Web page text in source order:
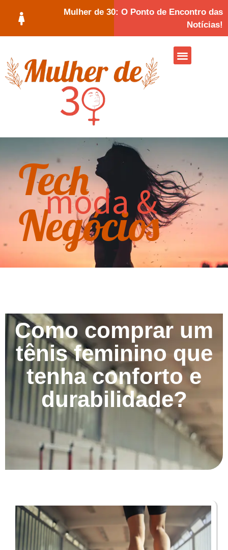
Mulher de 30: O Ponto de Encontro das
Notícias!
Tech
moda &
Negócios
Como comprar um
tênis feminino que
tenha conforto e
durabilidade?